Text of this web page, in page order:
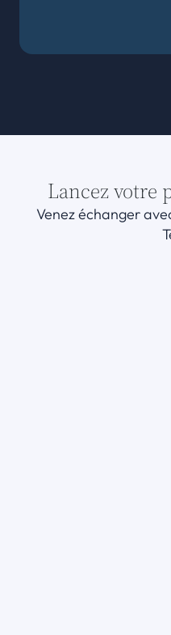
Lancez votre
Venez échanger